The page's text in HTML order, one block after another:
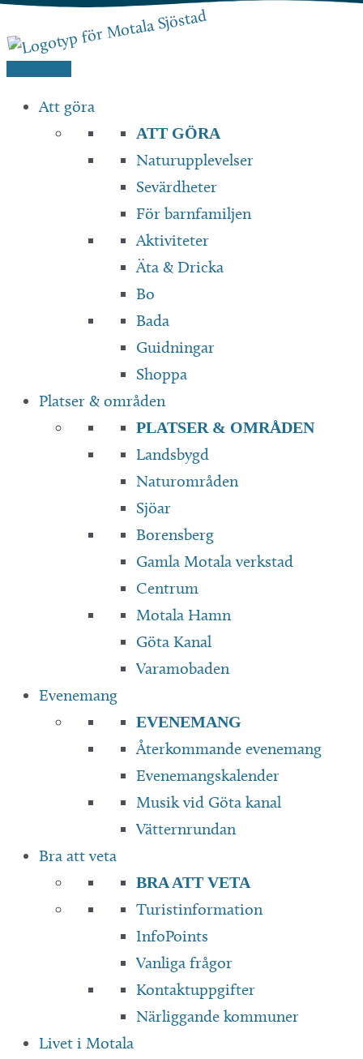
till
innehåll
Att göra
ATT GÖRA
Naturupplevelser
Sevärdheter
För barnfamiljen
Aktiviteter
Äta & Dricka
Bo
Bada
Guidningar
Shoppa
Platser & områden
PLATSER & OMRÅDEN
Landsbygd
Naturområden
Sjöar
Borensberg
Gamla Motala verkstad
Centrum
Motala Hamn
Göta Kanal
Varamobaden
Evenemang
EVENEMANG
Återkommande evenemang
Evenemangskalender
Musik vid Göta kanal
Vätternrundan
Bra att veta
BRA ATT VETA
Turistinformation
InfoPoints
Vanliga frågor
Kontaktuppgifter
Närliggande kommuner
Livet i Motala